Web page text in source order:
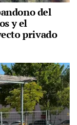
del
y el
privado